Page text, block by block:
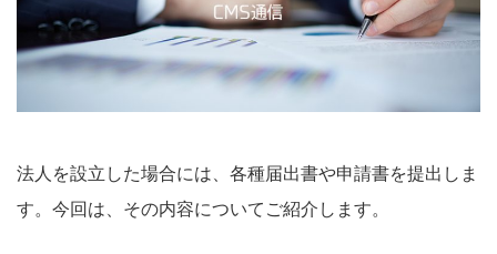
法人を設立した場合には、各種届出書や申請書を提出しま
す。今回は、その内容についてご紹介します。